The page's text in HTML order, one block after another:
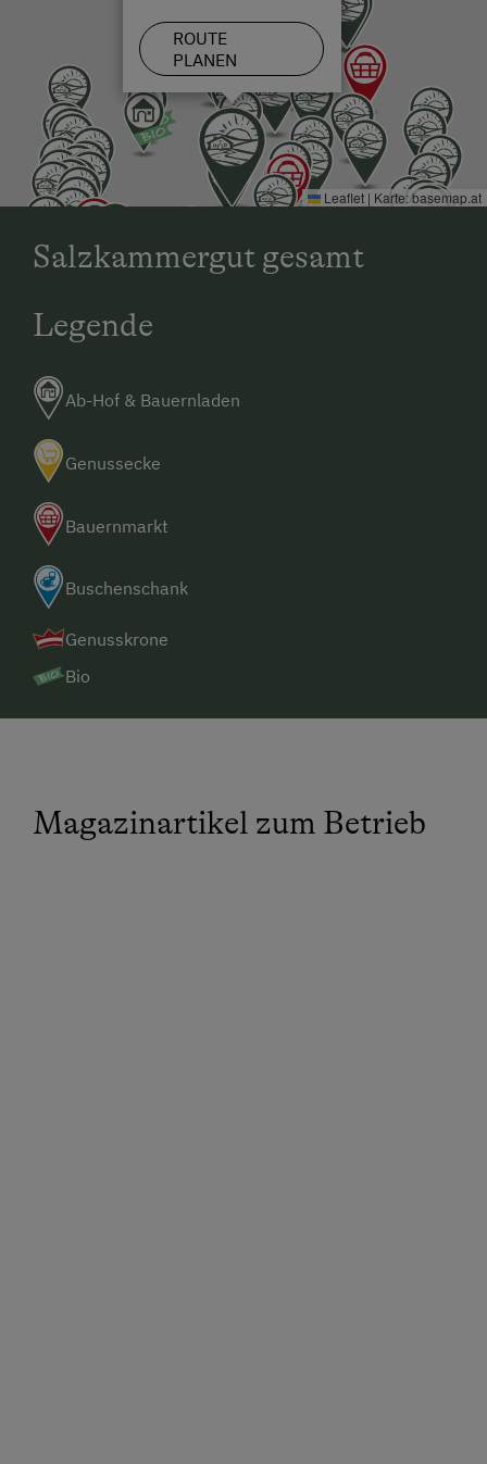
ROUTE
PLANEN
Leaflet | Karte:basemap.at
Salzkammergut gesamt
Legende
Ab-Hof & Bauernladen
Genussecke
Bauernmarkt
Buschenschank
Genusskrone
Bio
Magazinartikel zum Betrieb